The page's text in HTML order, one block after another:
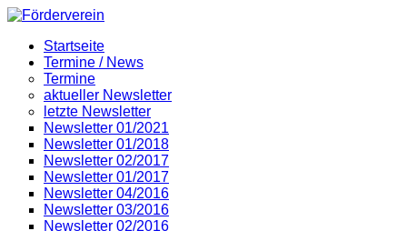
Startseite
Termine / News
Termine
aktueller Newsletter
letzte Newsletter
Newsletter 01/2021
Newsletter 01/2018
Newsletter 02/2017
Newsletter 01/2017
Newsletter 04/2016
Newsletter 03/2016
Newsletter 02/2016